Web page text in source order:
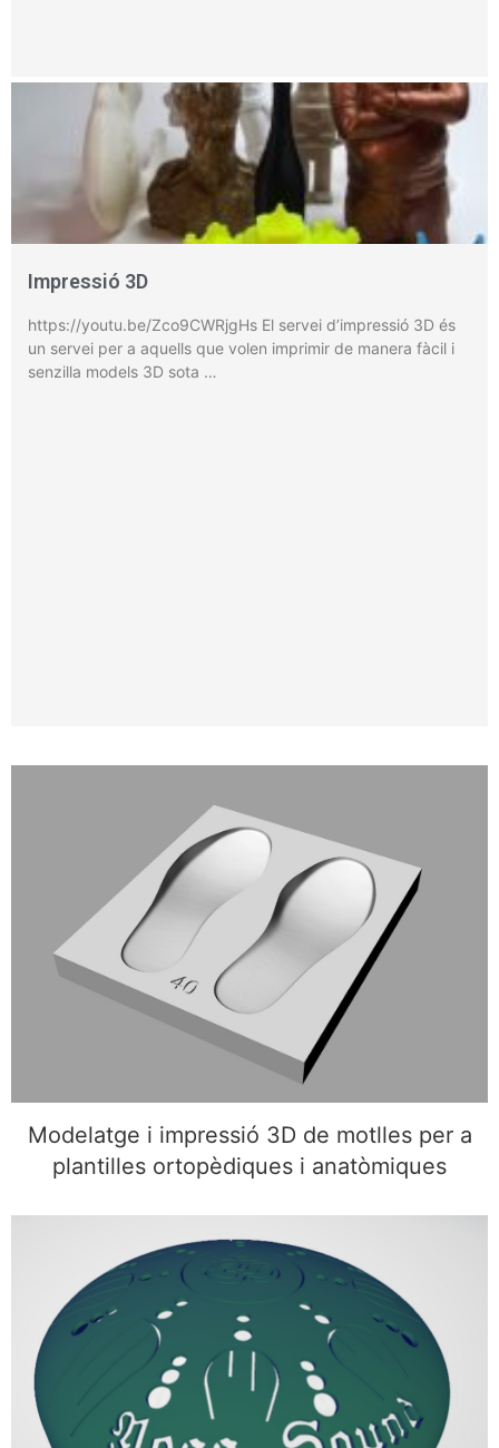
Impressió 3D
https://youtu.be/Zco9CWRjgHs El servei d’impressió 3D és
un servei per a aquells que volen imprimir de manera fàcil i
senzilla models 3D sota …
Modelatge i impressió 3D de motlles per a
plantilles ortopèdiques i anatòmiques
Modelatge i impressió 3D de motlles per a
plantilles ortopèdiques i anatòmiques
Modelatge 3D i impressió 3D d’una esfera
personalitzada amb símbols